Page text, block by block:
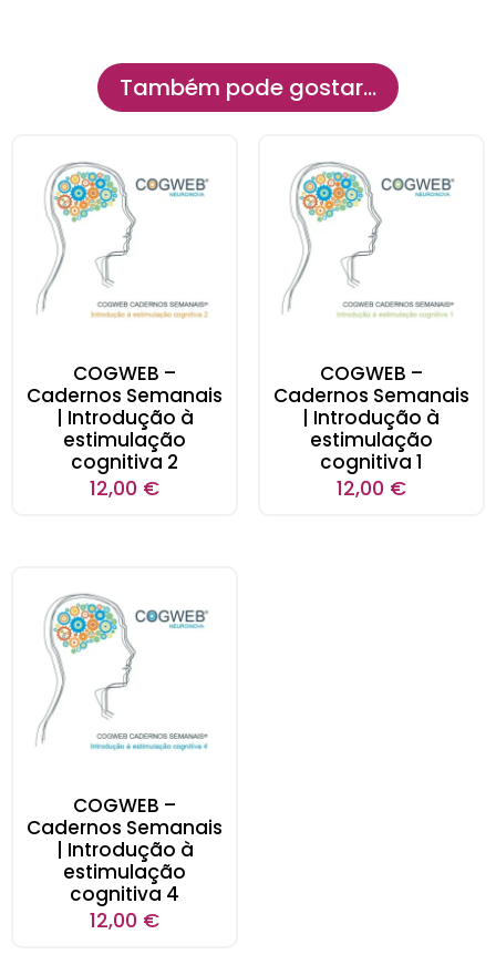
Também pode gostar…
COGWEB –
Cadernos Semanais
| Introdução à
estimulação
cognitiva 2
12,00 €
COGWEB –
Cadernos Semanais
| Introdução à
estimulação
cognitiva 1
12,00 €
COGWEB –
Cadernos Semanais
| Introdução à
estimulação
cognitiva 4
12,00 €